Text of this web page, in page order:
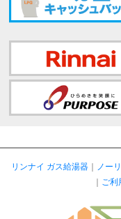
リンナイ ガス給湯器｜ ノー
｜ ご利